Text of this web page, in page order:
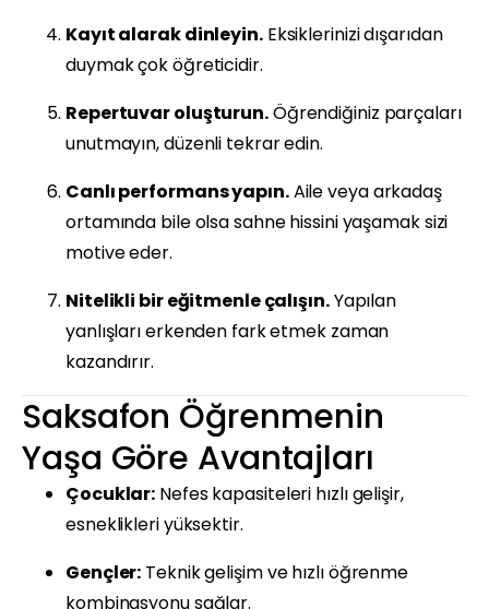
Kayıt alarak dinleyin.Eksiklerinizi dışarıdan
duymak çok öğreticidir.
Repertuvar oluşturun.Öğrendiğiniz parçaları
unutmayın, düzenli tekrar edin.
Canlı performans yapın.Aile veya arkadaş
ortamında bile olsa sahne hissini yaşamak sizi
motive eder.
Nitelikli bir eğitmenle çalışın.Yapılan
yanlışları erkenden fark etmek zaman
kazandırır.
Saksafon Öğrenmenin
Yaşa Göre Avantajları
Çocuklar: Nefes kapasiteleri hızlı gelişir,
esneklikleri yüksektir.
Gençler: Teknik gelişim ve hızlı öğrenme
kombinasyonu sağlar.